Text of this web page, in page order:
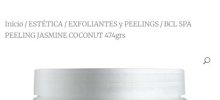
Inicio /ESTÉTICA /EXFOLIANTES y PEELINGS / BCL SPA
PEELING JASMINE COCONUT 474grs